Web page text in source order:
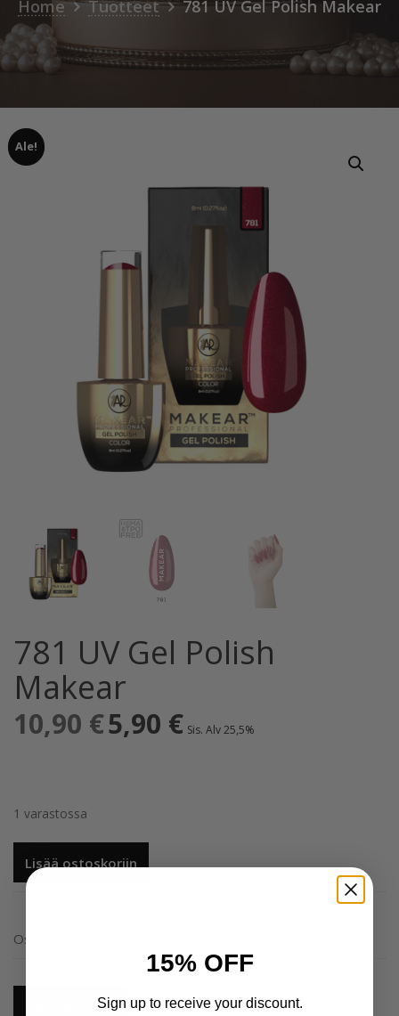
Home Tuotteet 781 UV Gel Polish Makear
Ale!
781 UV Gel Polish
Makear
10,90 € Alkuperäinen
hinta
5,90 €Nykyinen
hinta
Sis. Alv 25,5%
1 varastossa
UV
Makear
Lisää ostoskoriin
Osastot:
Arviot (0)
15% OFF
Sign up to receive your discount.